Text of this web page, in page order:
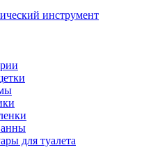
инструмент
для туалета